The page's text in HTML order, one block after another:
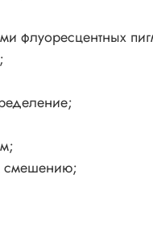
флуоресцентных
смешению;